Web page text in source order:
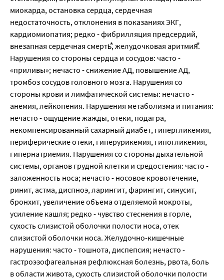
миокарда, остановка сердца, сердечная
недостаточность, отклонения в показаниях ЭКГ,
кардиомиопатия; редко - фибрилляция предсердий,
внезапная сердечная смерть⃰, желудочковая аритмия⃰.
Нарушения со стороны сердца и сосудов: часто -
«приливы»; нечасто - снижение АД, повышение АД,
тромбоз сосудов головного мозга. Нарушения со
стороны крови и лимфатической системы: нечасто -
анемия, лейкопения. Нарушения метаболизма и питания:
нечасто - ощущение жажды, отеки, подагра,
некомпенсированный сахарный диабет, гипергликемия,
периферические отеки, гиперурикемия, гипогликемия,
гипернатриемия. Нарушения со стороны дыхательной
системы, органов грудной клетки и средостения: часто -
заложенность носа; нечасто - носовое кровотечение,
ринит, астма, диспноэ, ларингит, фарингит, синусит,
бронхит, увеличение объема отделяемой мокроты,
усиление кашля; редко - чувство стеснения в горле,
сухость слизистой оболочки полости носа, отек
слизистой оболочки носа. Желудочно-кишечные
нарушения: часто - тошнота, диспепсия; нечасто -
гастроэзофагеальная рефлюксная болезнь, рвота, боль
в области живота, сухость слизистой оболочки полости